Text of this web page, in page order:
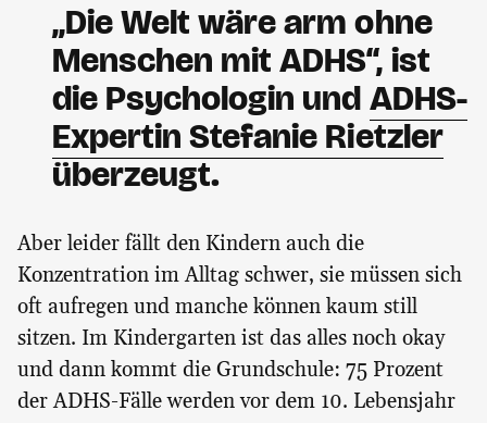
„Die Welt wäre arm ohne
Menschen mit ADHS“, ist
die Psychologin und ADHS-
Expertin Stefanie Rietzler
überzeugt.
Aber leider fällt den Kindern auch die
Konzentration im Alltag schwer, sie müssen sich
oft aufregen und manche können kaum still
sitzen. Im Kindergarten ist das alles noch okay
und dann kommt die Grundschule: 75 Prozent
der ADHS-Fälle werden vor dem 10. Lebensjahr